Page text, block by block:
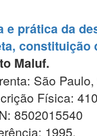
e prática da
constituição
Maluf.
São
Física:
8502015540
1995.